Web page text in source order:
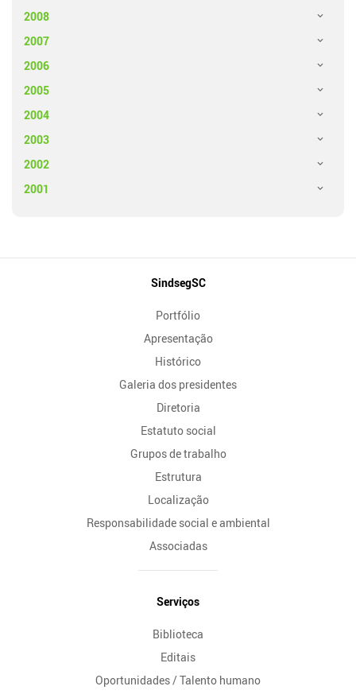
2008
2007
2006
2005
2004
2003
2002
2001
SindsegSC
Portfólio
Apresentação
Histórico
Galeria dos presidentes
Diretoria
Estatuto social
Grupos de trabalho
Estrutura
Localização
Responsabilidade social e ambiental
Associadas
Serviços
Biblioteca
Editais
Oportunidades / Talento humano